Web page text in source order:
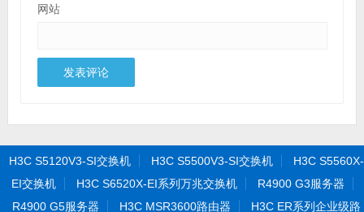
网站
H3C S5120V3-SI交换机 H3C S5500V3-SI交换机
H3C S5560X-
EI交换机
H3C S6520X-EI系列万兆交换机
R4900 G3服务器
R4900 G5服务器
H3C MSR3600路由器 H3C ER系列企业级路